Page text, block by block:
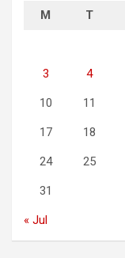
M T
3 4
10 11
17 18
24 25
31
« Jul